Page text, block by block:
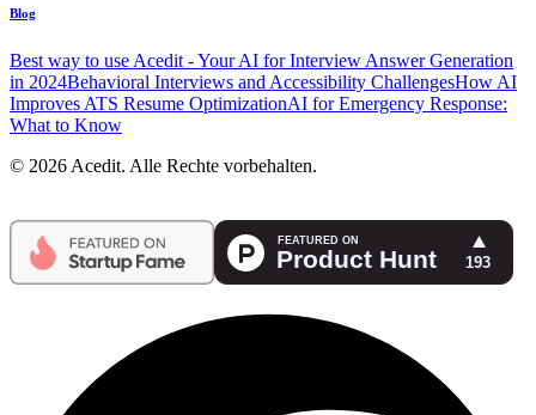
Blog
Best way to use Acedit - Your AI for Interview Answer Generation
in 2024Behavioral Interviews and Accessibility ChallengesHow AI
Improves ATS Resume OptimizationAI for Emergency Response:
What to Know
© 2026 Acedit. Alle Rechte vorbehalten.